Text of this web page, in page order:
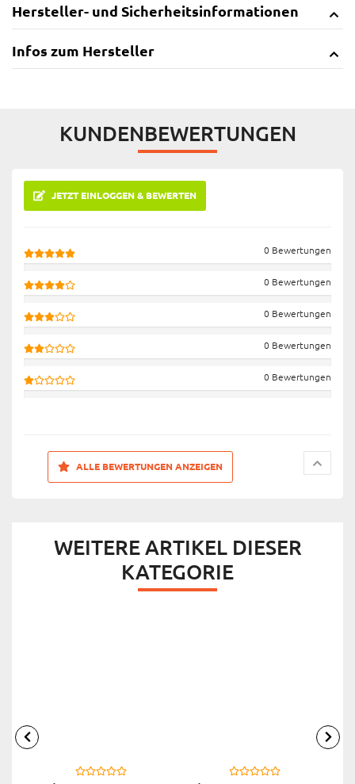
Hersteller- und Sicherheitsinformationen
Infos zum Hersteller
KUNDENBEWERTUNGEN
JETZT EINLOGGEN & BEWERTEN
0 Bewertungen
0 Bewertungen
0 Bewertungen
0 Bewertungen
0 Bewertungen
ALLE BEWERTUNGEN ANZEIGEN
WEITERE ARTIKEL DIESER
KATEGORIE